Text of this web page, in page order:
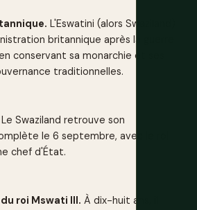
L'Eswatini (alors Swaziland)
britannique après la guerre
conservant sa monarchie et ses
traditionnelles.
Le Swaziland retrouve son
le 6 septembre, avec le roi
chef d'État.
roi Mswati III. À dix-huit ans, il